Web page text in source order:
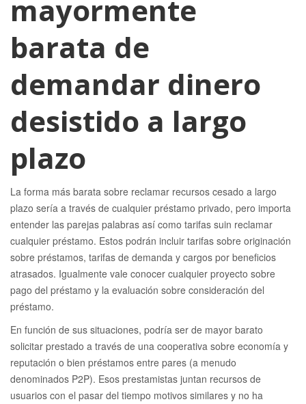
mayormente
barata de
demandar dinero
desistido a largo
plazo
La forma más barata sobre reclamar recursos cesado a largo
plazo serí­a a través de cualquier préstamo privado, pero importa
entender las parejas palabras así­ como tarifas suin reclamar
cualquier préstamo. Estos podrán incluir tarifas sobre originación
sobre préstamos, tarifas de demanda y cargos por beneficios
atrasados. Igualmente vale conocer cualquier proyecto sobre
pago del préstamo y la evaluación sobre consideración del
préstamo.
En función de sus situaciones, podría ser de mayor barato
solicitar prestado a través de una cooperativa sobre economía y
reputación o bien préstamos entre pares (a menudo
denominados P2P). Esos prestamistas juntan recursos de
usuarios con el pasar del tiempo motivos similares y no ha